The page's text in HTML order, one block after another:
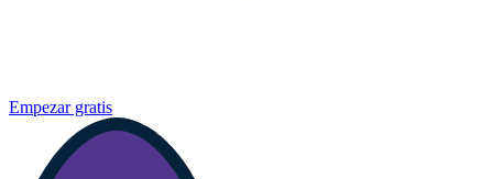
Empezar gratis